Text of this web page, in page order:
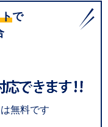
で
無料です